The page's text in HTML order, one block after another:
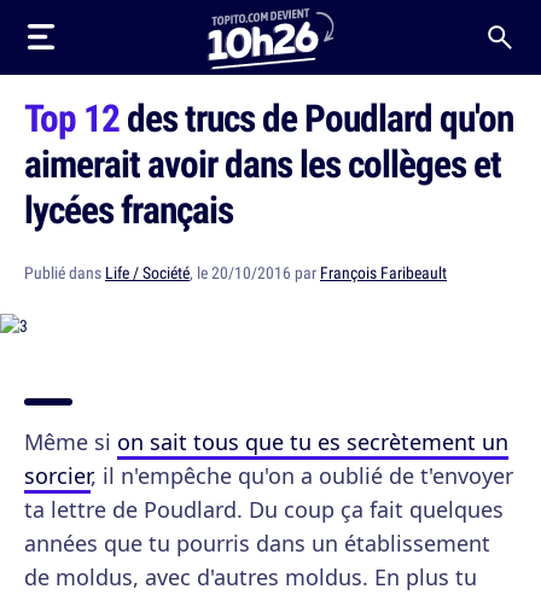
Top 12des trucs de Poudlard qu'on
aimerait avoir dans les collèges et
lycées français
Publié dans Life / Société, le 20/10/2016 par François Faribeault
Même si on sait tous que tu es secrètement un
sorcier, il n'empêche qu'on a oublié de t'envoyer
ta lettre de Poudlard. Du coup ça fait quelques
années que tu pourris dans un établissement
de moldus, avec d'autres moldus. En plus tu